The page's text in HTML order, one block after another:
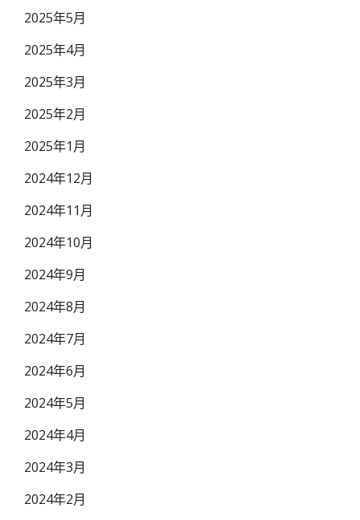
2025年5月
2025年4月
2025年3月
2025年2月
2025年1月
2024年12月
2024年11月
2024年10月
2024年9月
2024年8月
2024年7月
2024年6月
2024年5月
2024年4月
2024年3月
2024年2月